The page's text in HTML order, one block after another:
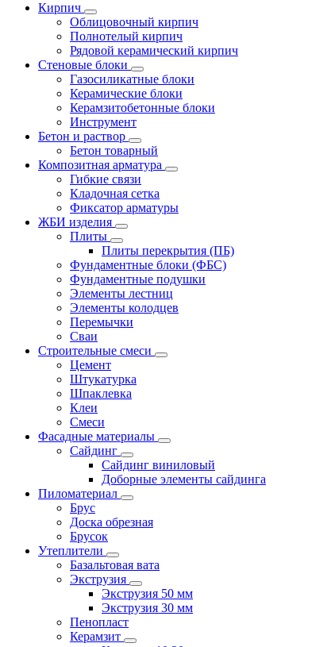
Кирпич
Облицовочный кирпич
Полнотелый кирпич
Рядовой керамический кирпич
Стеновые блоки
Газосиликатные блоки
Керамические блоки
Керамзитобетонные блоки
Инструмент
Бетон и раствор
Бетон товарный
Композитная арматура
Гибкие связи
Кладочная сетка
Фиксатор арматуры
ЖБИ изделия
Плиты
Плиты перекрытия (ПБ)
Фундаментные блоки (ФБС)
Фундаментные подушки
Элементы лестниц
Элементы колодцев
Перемычки
Сваи
Строительные смеси
Цемент
Штукатурка
Шпаклевка
Клеи
Смеси
Фасадные материалы
Сайдинг
Сайдинг виниловый
Доборные элементы сайдинга
Пиломатериал
Брус
Доска обрезная
Брусок
Утеплители
Базальтовая вата
Экструзия
Экструзия 50 мм
Экструзия 30 мм
Пенопласт
Керамзит